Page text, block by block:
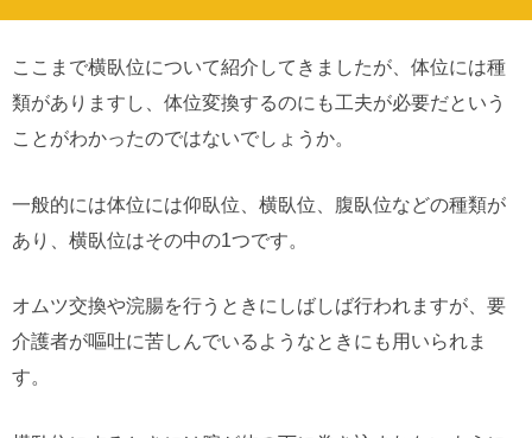
ここまで横臥位について紹介してきましたが、体位には種
類がありますし、体位変換するのにも工夫が必要だという
ことがわかったのではないでしょうか。
一般的には体位には仰臥位、横臥位、腹臥位などの種類が
あり、横臥位はその中の1つです。
オムツ交換や浣腸を行うときにしばしば行われますが、要
介護者が嘔吐に苦しんでいるようなときにも用いられま
す。